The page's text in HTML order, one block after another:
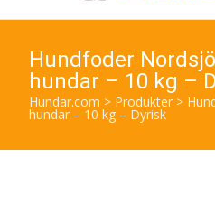
Hundfoder
hundar – 10 kg –
Hundar.com > Produkter >
hundar – 10 kg – Dyrisk